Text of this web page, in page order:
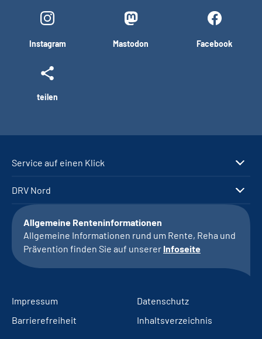
Instagram Mastodon Facebook
teilen
Service auf einen Klick
DRV Nord
Allgemeine Renteninformationen
Allgemeine Informationen rund um Rente, Reha und
Prävention finden Sie auf unserer Infoseite
Impressum
Datenschutz
Barrierefreiheit
Inhaltsverzeichnis